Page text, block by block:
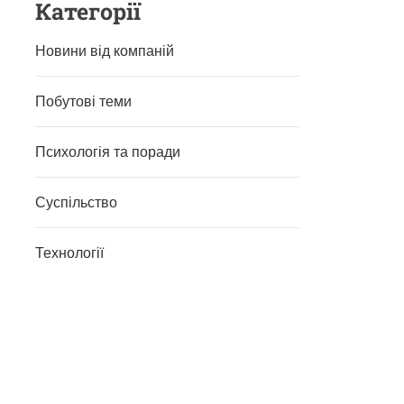
Категорії
Новини від компаній
Побутові теми
Психологія та поради
Суспільство
Технології